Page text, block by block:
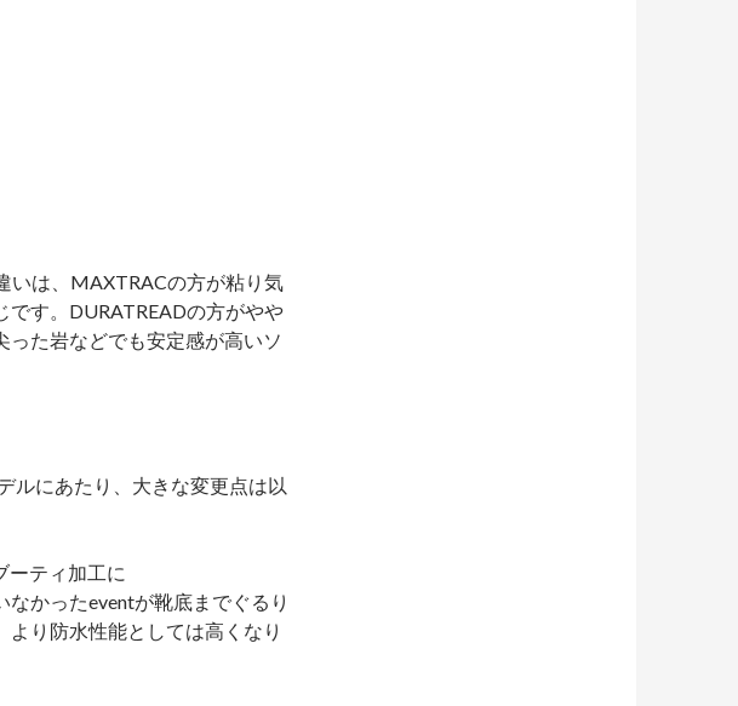
いは、MAXTRACの方が粘り気
す。DURATREADの方がやや
た岩などでも安定感が高いソ
ルにあたり、大きな変更点は以
ーティ加工に
かったeventが靴底までぐるり
り防水性能としては高くなり